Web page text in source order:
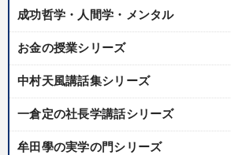
成功哲学・人間学・メンタル
お金の授業シリーズ
中村天風講話集シリーズ
一倉定の社長学講話シリーズ
牟田學の実学の門シリーズ